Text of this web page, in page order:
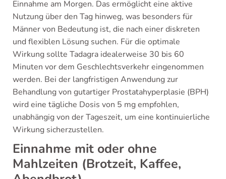
Einnahme am Morgen. Das ermöglicht eine aktive
Nutzung über den Tag hinweg, was besonders für
Männer von Bedeutung ist, die nach einer diskreten
und flexiblen Lösung suchen. Für die optimale
Wirkung sollte Tadagra idealerweise 30 bis 60
Minuten vor dem Geschlechtsverkehr eingenommen
werden. Bei der langfristigen Anwendung zur
Behandlung von gutartiger Prostatahyperplasie (BPH)
wird eine tägliche Dosis von 5 mg empfohlen,
unabhängig von der Tageszeit, um eine kontinuierliche
Wirkung sicherzustellen.
Einnahme mit oder ohne
Mahlzeiten (Brotzeit, Kaffee,